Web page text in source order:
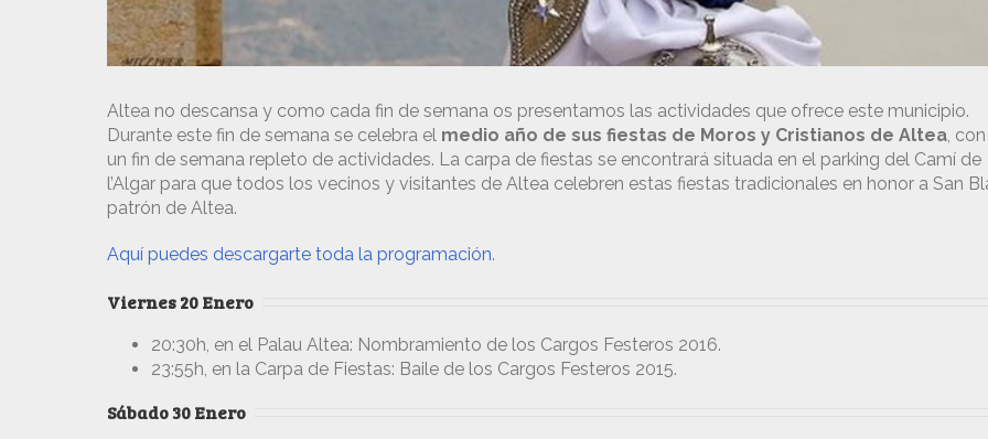
Altea no descansa y como cada fin de semana os presentamos las actividades que ofrece este municipio.
Durante este fin de semana se celebra el medio año de sus fiestas de Moros y Cristianos de Altea, con
un fin de semana repleto de actividades. La carpa de fiestas se encontrará situada en el parking del Camí de
l’Algar para que todos los vecinos y visitantes de Altea celebren estas fiestas tradicionales en honor a San
patrón de Altea.
Aquí puedes descargarte toda la programación.
Viernes 20 Enero
20:30h, en el Palau Altea: Nombramiento de los Cargos Festeros 2016.
23:55h, en la Carpa de Fiestas: Baile de los Cargos Festeros 2015.
Sábado 30 Enero